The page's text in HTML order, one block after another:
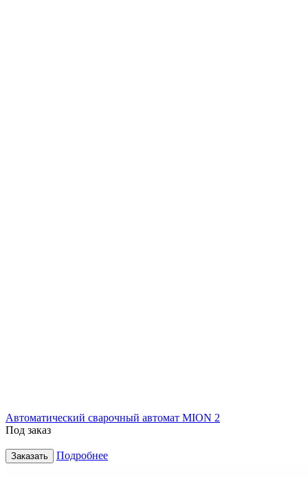
Автоматический сварочный автомат MION 2
Под заказ
Заказать Подробнее